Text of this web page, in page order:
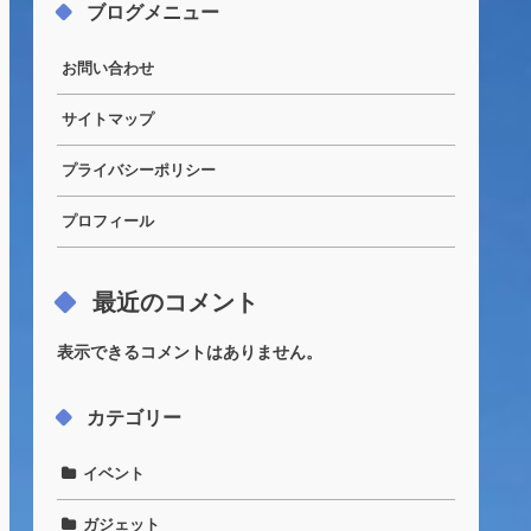
ブログメニュー
お問い合わせ
サイトマップ
プライバシーポリシー
プロフィール
最近のコメント
表示できるコメントはありません。
カテゴリー
イベント
ガジェット